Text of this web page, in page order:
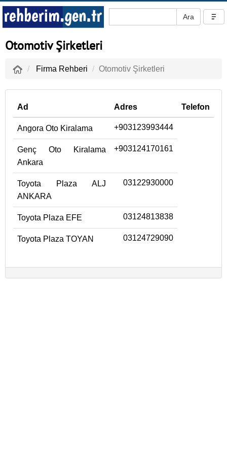
Otomotiv Şirketleri
Firma Rehberi Otomotiv Şirketleri
Ad Adres Telefon
Angora Oto Kiralama +903123993444
Genç Oto Kiralama
Ankara
+903124170161
Toyota Plaza ALJ
ANKARA
03122930000
Toyota Plaza EFE 03124813838
Toyota Plaza TOYAN 03124729090